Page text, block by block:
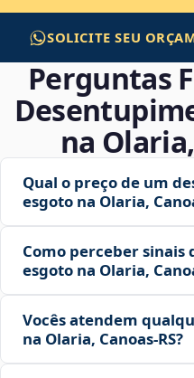
SOLICITE SEU
Perguntas
na
Qual o preço de um
esgoto na Olaria,
Como perceber
esgoto na Olaria,
Vocês atendem
na Olaria, Canoas‑RS?